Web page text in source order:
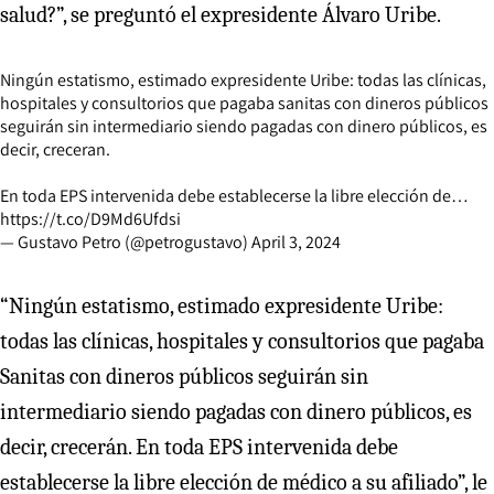
salud?”, se preguntó el expresidente Álvaro Uribe.
Ningún estatismo, estimado expresidente Uribe: todas las clínicas,
hospitales y consultorios que pagaba sanitas con dineros públicos
seguirán sin intermediario siendo pagadas con dinero públicos, es
decir, creceran.
En toda EPS intervenida debe establecerse la libre elección de…
https://t.co/D9Md6Ufdsi
— Gustavo Petro (@petrogustavo)April 3, 2024
“Ningún estatismo, estimado expresidente Uribe:
todas las clínicas, hospitales y consultorios que pagaba
Sanitas con dineros públicos seguirán sin
intermediario siendo pagadas con dinero públicos, es
decir, crecerán. En toda EPS intervenida debe
establecerse la libre elección de médico a su afiliado”, le